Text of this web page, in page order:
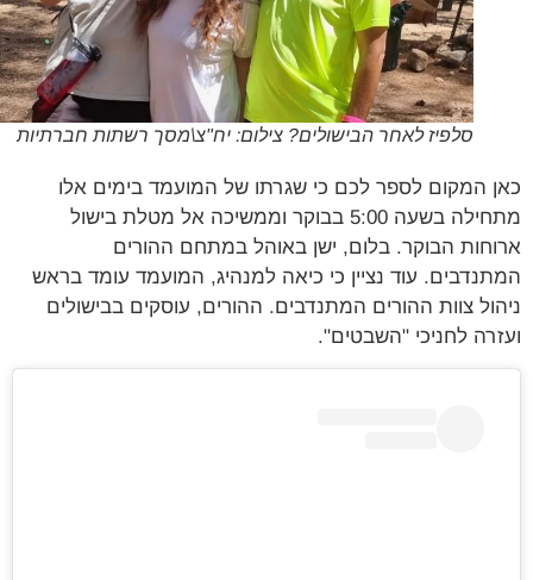
סלפיז לאחר הבישולים? צילום: יח"צ\מסך רשתות חברתיות
המקום לספר לכם כי שגרתו של המועמד בימים אלו
מתחילה בשעה 5:00 בבוקר וממשיכה אל מטלת בישול
הבוקר. בלום, ישן באוהל במתחם ההורים
עוד נציין כי כיאה למנהיג, המועמד עומד בראש
צוות ההורים המתנדבים. ההורים, עוסקים בבישולים
לחניכי "השבטים".